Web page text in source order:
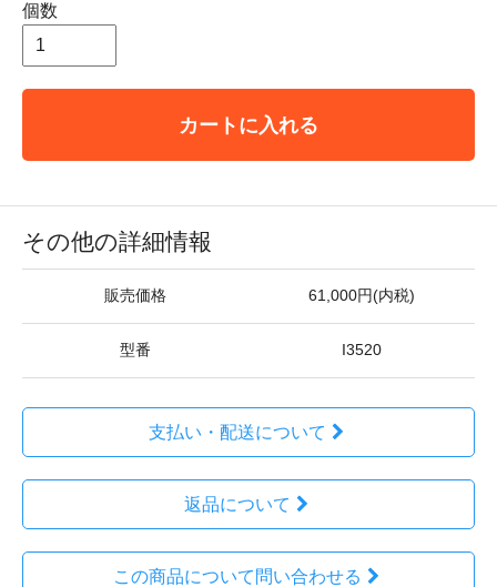
個数
カートに入れる
その他の詳細情報
販売価格 61,000円(内税)
型番 I3520
支払い・配送について
返品について
この商品について問い合わせる